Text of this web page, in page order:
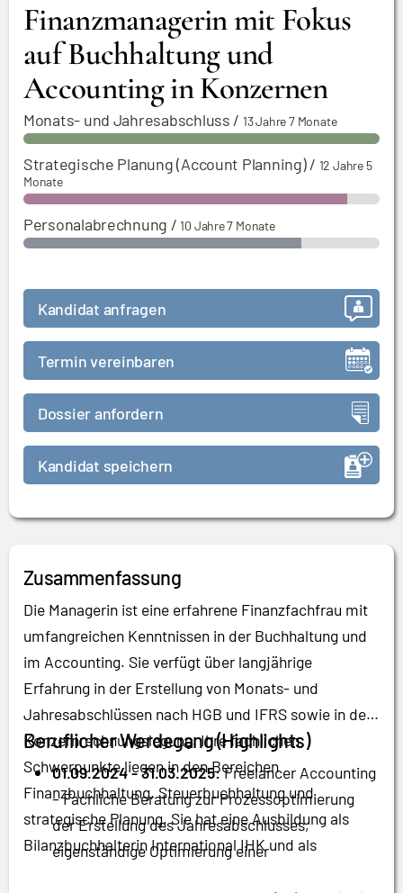
Finanzmanagerin mit Fokus
auf Buchhaltung und
Accounting in Konzernen
Monats- und Jahresabschluss / 13 Jahre 7 Monate
Strategische Planung (Account Planning)/ 12 Jahre 5
Monate
Personalabrechnung /10 Jahre 7 Monate
Kandidat anfragen
Termin vereinbaren
Dossier anfordern
Kandidat speichern
Zusammenfassung
Die Managerin ist eine erfahrene Finanzfachfrau mit
umfangreichen Kenntnissen in der Buchhaltung und
im Accounting. Sie verfügt über langjährige
Erfahrung in der Erstellung von Monats- und
Jahresabschlüssen nach HGB und IFRS sowie in der
Konzernrechnungslegung. Ihre fachlichen
Schwerpunkte liegen in den Bereichen
Finanzbuchhaltung, Steuerbuchhaltung und
strategische Planung. Sie hat eine Ausbildung als
Bilanzbuchhalterin International IHK und als
Beruflicher Werdegang (Highlights)
01.09.2024 - 31.03.2025:Freelancer Accounting
– Fachliche Beratung zur Prozessoptimierung
der Erstellung des Jahresabschlusses,
eigenständige Optimierung einer